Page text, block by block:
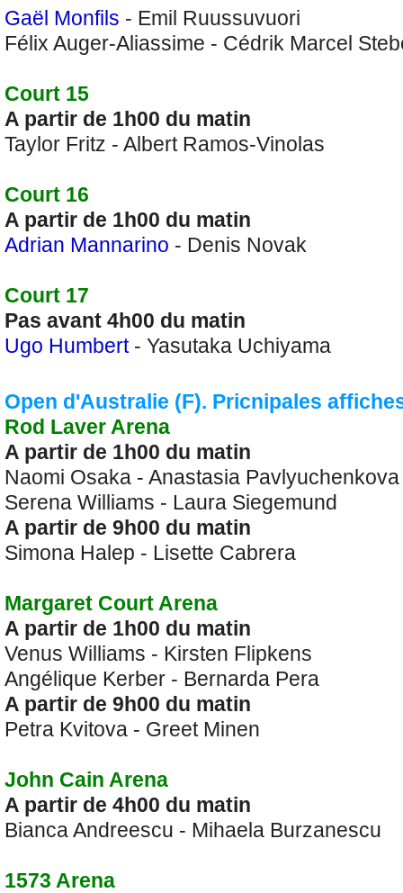
Gaël Monfils - Emil Ruussuvuori
Félix Auger-Aliassime - Cédrik Marcel
Court 15
A partir de 1h00 du matin
Taylor Fritz - Albert Ramos-Vinolas
Court 16
A partir de 1h00 du matin
Adrian Mannarino - Denis Novak
Court 17
Pas avant 4h00 du matin
Ugo Humbert - Yasutaka Uchiyama
Open d'Australie (F). Pricnipales
Rod Laver Arena
A partir de 1h00 du matin
Naomi Osaka - Anastasia Pavlyuchenkova
Serena Williams - Laura Siegemund
A partir de 9h00 du matin
Simona Halep - Lisette Cabrera
Margaret Court Arena
A partir de 1h00 du matin
Venus Williams - Kirsten Flipkens
Angélique Kerber - Bernarda Pera
A partir de 9h00 du matin
Petra Kvitova - Greet Minen
John Cain Arena
A partir de 4h00 du matin
Bianca Andreescu - Mihaela Burzanescu
1573 Arena